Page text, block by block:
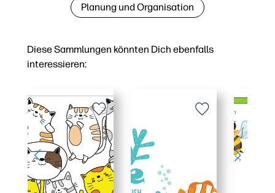
Diese Sammlungen könnten Dich ebenfalls
interessieren:
Planung und Organisation